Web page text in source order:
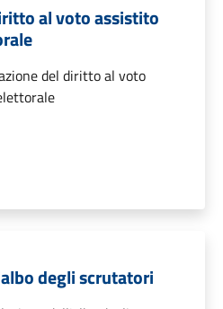
al voto assistito
del diritto al voto
degli scrutatori